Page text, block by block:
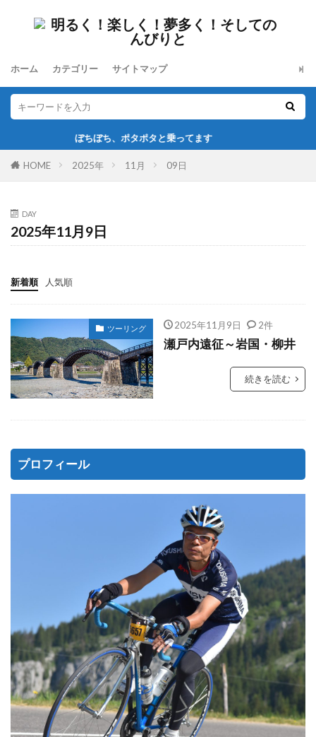
ホーム カテゴリー サイトマップ
ぼちぼち、ポタポタと乗ってます
HOME 2025年 11月 09日
DAY
2025年11月9日
新着順 人気順
ツーリング 2025年11月9日 2件
瀬戸内遠征～岩国・柳井
続きを読む
プロフィール